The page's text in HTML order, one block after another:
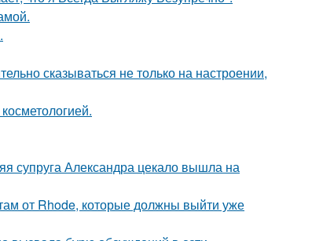
сказываться не только на настроении,
супруга Александра цекало вышла на
от Rhode, которые должны выйти уже